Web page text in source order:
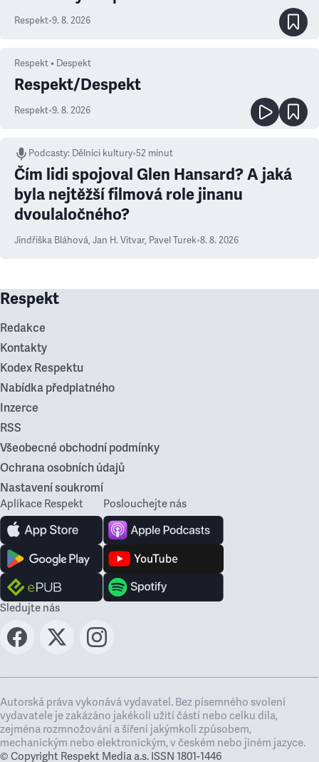
Respekt•9. 8. 2026
Respekt • Despekt
Respekt/Despekt
Respekt•9. 8. 2026
Podcasty: Dělníci kultury•52 minut
Čím lidi spojoval Glen Hansard? A jaká
byla nejtěžší filmová role jinanu
dvoulaločného?
Jindřiška Bláhová, Jan H. Vitvar, Pavel Turek•8. 8. 2026
Respekt
Redakce
Kontakty
Kodex Respektu
Nabídka předplatného
Inzerce
RSS
Všeobecné obchodní podmínky
Ochrana osobních údajů
Nastavení soukromí
Aplikace Respekt Poslouchejte nás
Sledujte nás
Autorská práva vykonává vydavatel. Bez písemného svolení
vydavatele je zakázáno jakékoli užití částí nebo celku díla,
zejména rozmnožování a šíření jakýmkoli způsobem,
mechanickým nebo elektronickým, v českém nebo jiném jazyce.
© Copyright Respekt Media a.s. ISSN 1801-1446